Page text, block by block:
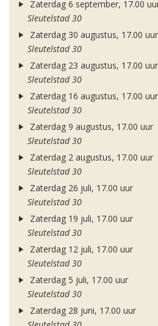
Zaterdag 6 september, 17.00
Sleutelstad 30
Zaterdag 30 augustus, 17.00 uur
Sleutelstad 30
Zaterdag 23 augustus, 17.00 uur
Sleutelstad 30
Zaterdag 16 augustus, 17.00 uur
Sleutelstad 30
Zaterdag 9 augustus, 17.00 uur
Sleutelstad 30
Zaterdag 2 augustus, 17.00 uur
Sleutelstad 30
Zaterdag 26 juli, 17.00 uur
Sleutelstad 30
Zaterdag 19 juli, 17.00 uur
Sleutelstad 30
Zaterdag 12 juli, 17.00 uur
Sleutelstad 30
Zaterdag 5 juli, 17.00 uur
Sleutelstad 30
Zaterdag 28 juni, 17.00 uur